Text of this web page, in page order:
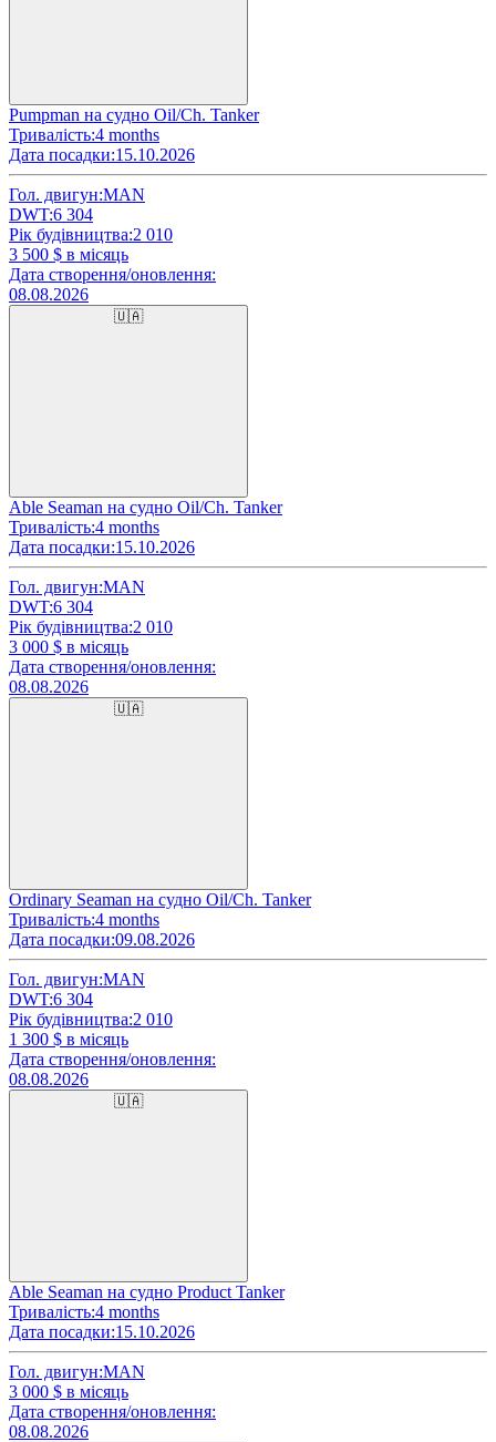
Pumpman на судно Oil/Ch. Tanker
Тривалість:4 months
Дата посадки:15.10.2026
Гол. двигун:MAN
DWT:6 304
Рік будівництва:2 010
3 500 $ в місяць
Дата створення/оновлення:
08.08.2026
🇺🇦
Able Seaman на судно Oil/Ch. Tanker
Тривалість:4 months
Дата посадки:15.10.2026
Гол. двигун:MAN
DWT:6 304
Рік будівництва:2 010
3 000 $ в місяць
Дата створення/оновлення:
08.08.2026
🇺🇦
Ordinary Seaman на судно Oil/Ch. Tanker
Тривалість:4 months
Дата посадки:09.08.2026
Гол. двигун:MAN
DWT:6 304
Рік будівництва:2 010
1 300 $ в місяць
Дата створення/оновлення:
08.08.2026
🇺🇦
Able Seaman на судно Product Tanker
Тривалість:4 months
Дата посадки:15.10.2026
Гол. двигун:MAN
3 000 $ в місяць
Дата створення/оновлення:
08.08.2026